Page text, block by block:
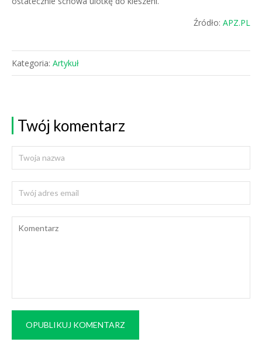
Źródło: APZ.PL
Kategoria: Artykuł
Twój komentarz
OPUBLIKUJ KOMENTARZ